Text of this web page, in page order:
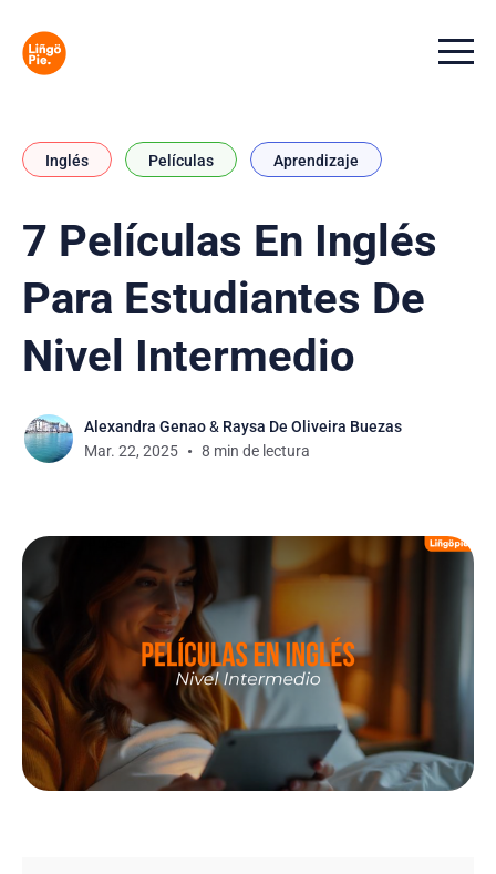
Menu
Inglés Películas Aprendizaje
7 Películas En Inglés
Para Estudiantes De
Nivel Intermedio
Alexandra Genao& Raysa De Oliveira Buezas
Mar. 22, 2025
8 min de lectura